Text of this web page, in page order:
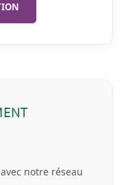
notre réseau